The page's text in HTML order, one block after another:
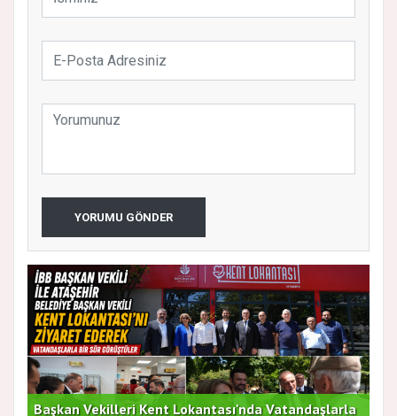
YORUMU GÖNDER
Başkan Vekilleri Kent Lokantası'nda Vatandaşlarla